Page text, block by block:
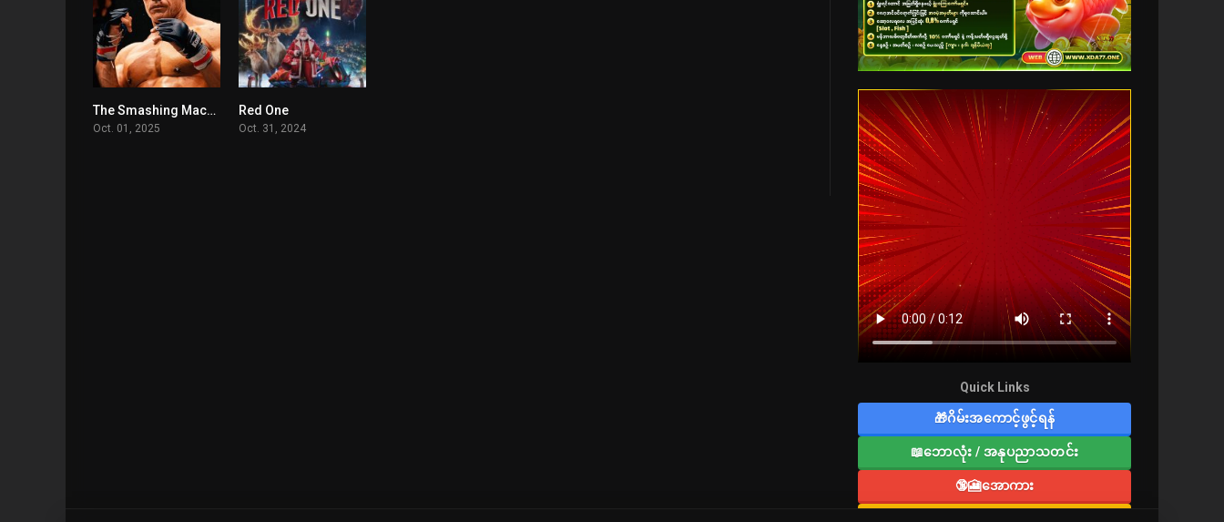
6.7The Smashing Machine
Oct. 01, 2025
Red One
Oct. 31, 2024
Quick Links
🎁ဂိမ်းအကောင့်ဖွင့်ရန်
📖ဘောလုံး / အနုပညာသတင်း
🔞🎦အောကား